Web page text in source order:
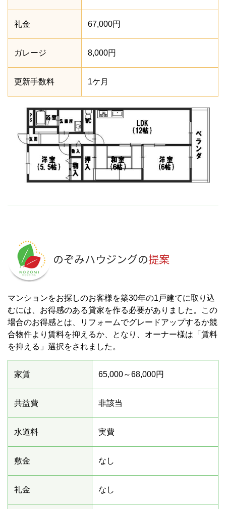
礼金 67,000円
ガレージ 8,000円
更新手数料 1ケ月
のぞみハウジングの提案
マンションをお探しのお客様を築30年の1戸建てに取り込
むには、お得感のある貸家を作る必要がありました。この
場合のお得感とは、リフォームでグレードアップするか競
合物件より賃料を抑えるか、となり、オーナー様は「賃料
を抑える」選択をされました。
家賃 65,000～68,000円
共益費 非該当
水道料 実費
敷金 なし
礼金 なし